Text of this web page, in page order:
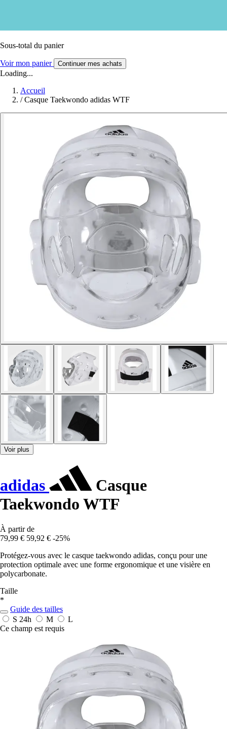
Sous-total du panier
Voir mon panier Continuer mes achats
Loading...
Accueil
/ Casque Taekwondo adidas WTF
Voir plus
adidas
Casque
Taekwondo WTF
À partir de
79,99 € 59,92 € -25%
Protégez-vous avec le casque taekwondo adidas, conçu pour une
protection optimale avec une forme ergonomique et une visière en
polycarbonate.
Taille
*
Guide des tailles
S 24h M
L
Ce champ est requis